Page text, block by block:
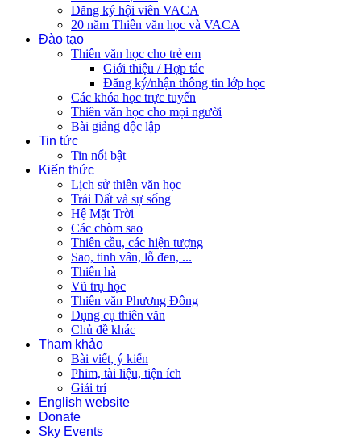
Đăng ký hội viên VACA
20 năm Thiên văn học và VACA
Đào tạo
Thiên văn học cho trẻ em
Giới thiệu / Hợp tác
Đăng ký/nhận thông tin lớp học
Các khóa học trực tuyến
Thiên văn học cho mọi người
Bài giảng độc lập
Tin tức
Tin nổi bật
Kiến thức
Lịch sử thiên văn học
Trái Đất và sự sống
Hệ Mặt Trời
Các chòm sao
Thiên cầu, các hiện tượng
Sao, tinh vân, lỗ đen, ...
Thiên hà
Vũ trụ học
Thiên văn Phương Đông
Dụng cụ thiên văn
Chủ đề khác
Tham khảo
Bài viết, ý kiến
Phim, tài liệu, tiện ích
Giải trí
English website
Donate
Sky Events